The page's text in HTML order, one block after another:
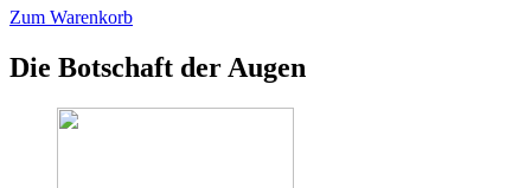
Zum Warenkorb
Die Botschaft der Augen